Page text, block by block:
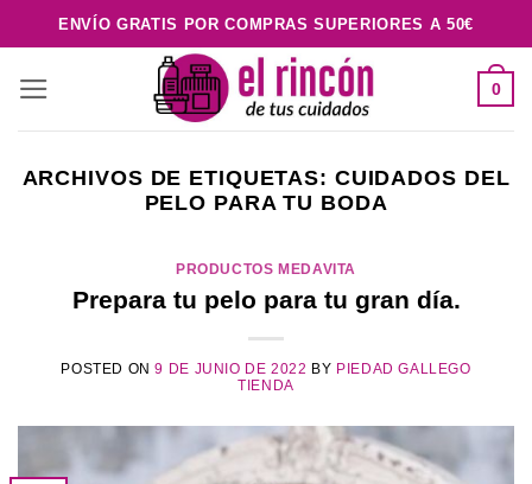
al
contenido
ENVÍO GRATIS POR COMPRAS SUPERIORES A 50€
0
ARCHIVOS DE ETIQUETAS: CUIDADOS DEL
PELO PARA TU BODA
PRODUCTOS MEDAVITA
Prepara tu pelo para tu gran día.
POSTED ON9 DE JUNIO DE 2022 BY PIEDAD GALLEGO
TIENDA